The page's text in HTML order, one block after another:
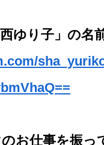
ゆり子」の名
お仕事を振っ